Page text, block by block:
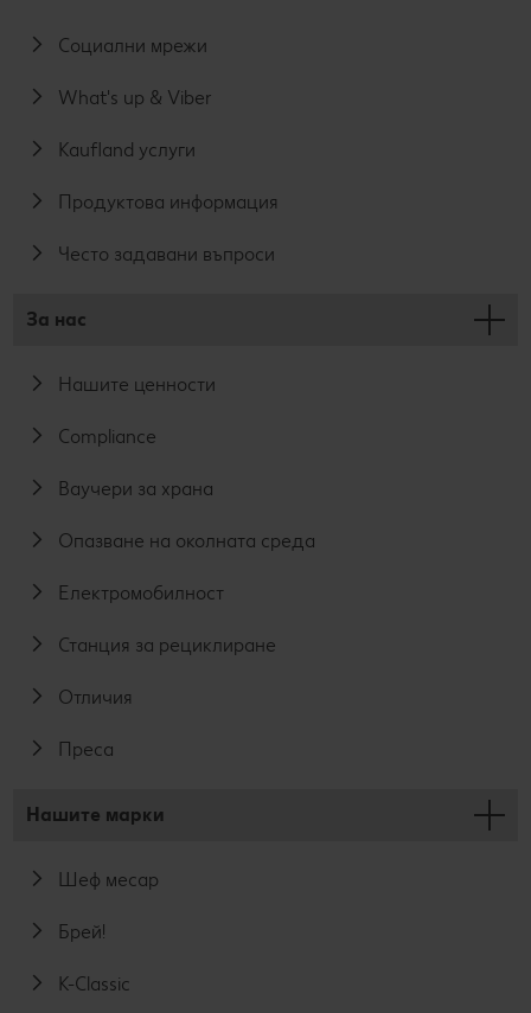
Социални мрежи
What's up & Viber
Kaufland услуги
Продуктова информация
Често задавани въпроси
За нас
Нашите ценности
Compliance
Ваучери за храна
Опазване на околната среда
Електромобилност
Станция за рециклиране
Отличия
Преса
Нашите марки
Шеф месар
Брей!
K-Classic